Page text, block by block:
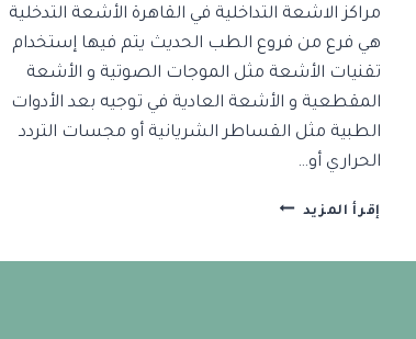
مراكز الاشعة التداخلية في القاهرة الأشعة التدخلية
هي فرع من فروع الطب الحديث يتم فيها إستخدام
تقنيات الأشعة مثل الموجات الصوتية و الأشعة
المقطعية و الأشعة العادية في توجيه بعد الأدوات
الطبية مثل القساطر الشريانية أو مجسات التردد
الحراري أو…
إقرأ المزيد